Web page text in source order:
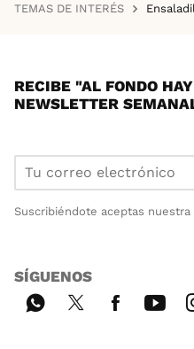
TEMAS DE INTERÉS
RECIBE "AL FONDO
NEWSLETTER
Suscribiéndote aceptas nuestra
SÍGUENOS